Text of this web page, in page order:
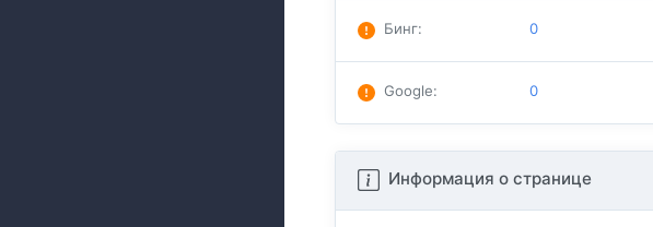
Бинг: 0
Google: 0
Информация о странице